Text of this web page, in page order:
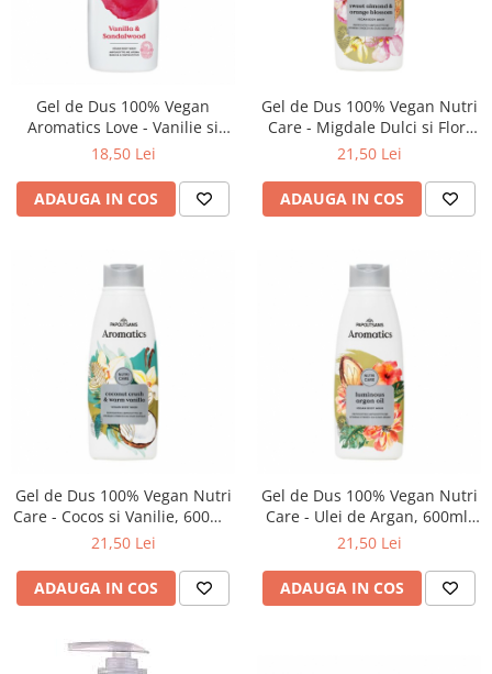
Gel de Dus 100% Vegan
Aromatics Love - Vanilie si
Lemn de Santal, 600ml,
18,50 Lei
ADAUGA IN COS
Gel de Dus 100% Vegan Nutri
Care - Migdale Dulci si Flori
de Portocal, 600ml, Aromatics
21,50 Lei
ADAUGA IN COS
Gel de Dus 100% Vegan Nutri
Care - Cocos si Vanilie, 600ml,
Aromatics
21,50 Lei
ADAUGA IN COS
Gel de Dus 100% Vegan Nutri
Care - Ulei de Argan, 600ml,
Aromatics
21,50 Lei
ADAUGA IN COS